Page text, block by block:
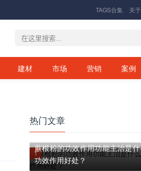
TAGS合集 关
建材 市场 营销 案例
热门文章
1
蕨根粉的功效作用功能主治是
功效作用好处？